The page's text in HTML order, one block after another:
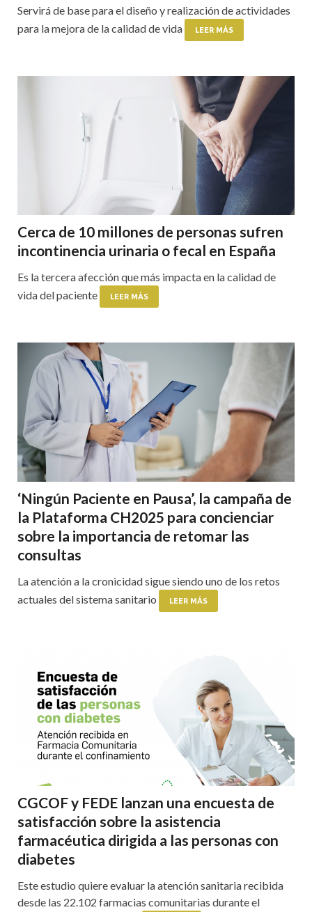
Servirá de base para el diseño y realización de actividades
para la mejora de la calidad de vida
LEER MÁS
Cerca de 10 millones de personas sufren
incontinencia urinaria o fecal en España
Es la tercera afección que más impacta en la calidad de
vida del paciente
LEER MÁS
‘Ningún Paciente en Pausa’, la campaña de
la Plataforma CH2025 para concienciar
sobre la importancia de retomar las
consultas
La atención a la cronicidad sigue siendo uno de los retos
actuales del sistema sanitario
LEER MÁS
CGCOF y FEDE lanzan una encuesta de
satisfacción sobre la asistencia
farmacéutica dirigida a las personas con
diabetes
Este estudio quiere evaluar la atención sanitaria recibida
desde las 22.102 farmacias comunitarias durante el